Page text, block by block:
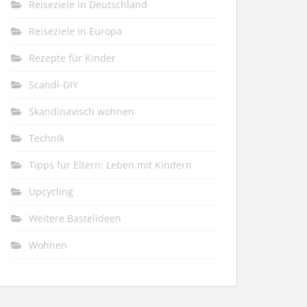
Reiseziele in Deutschland
Reiseziele in Europa
Rezepte für Kinder
Scandi-DIY
Skandinavisch wohnen
Technik
Tipps für Eltern: Leben mit Kindern
Upcycling
Weitere Bastelideen
Wohnen